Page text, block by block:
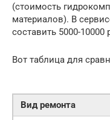
(стоимость
материалов). В
составить 5000-10000
Вот таблица для
Вид ремонта